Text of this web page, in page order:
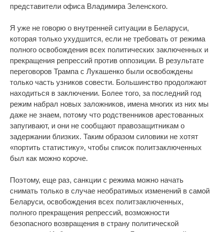
представители офиса Владимира Зеленского.
Я уже не говорю о внутренней ситуации в Беларуси,
которая только ухудшится, если не требовать от режима
полного освобождения всех политических заключенных и
прекращения репрессий против оппозиции. В результате
переговоров Трампа с Лукашенко были освобождены
только часть узников совести. Большинство продолжают
находиться в заключении. Более того, за последний год
режим набрал новых заложников, имена многих из них мы
даже не знаем, потому что родственников арестованных
запугивают, и они не сообщают правозащитникам о
задержании близких. Таким образом силовики не хотят
«портить статистику», чтобы список политзаключенных
был как можно короче.
Поэтому, еще раз, санкции с режима можно начать
снимать только в случае необратимых изменений в самой
Беларуси, освобождения всех политзаключенных,
полного прекращения репрессий, возможности
безопасного возвращения в страну политической